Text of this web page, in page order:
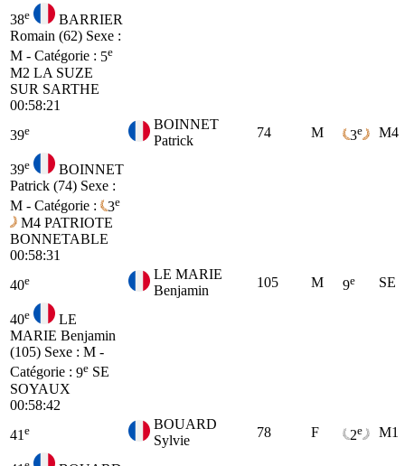
38e
BARRIER
Romain (62) Sexe :
M - Catégorie : 5e
M2 LA SUZE
SUR SARTHE
00:58:21
39e
BOINNET
Patrick
74 M 3e M4
39e
BOINNET
Patrick (74) Sexe :
M - Catégorie :
3e
M4 PATRIOTE
BONNETABLE
00:58:31
40e
LE MARIE
Benjamin
105 M 9e SE
40e
LE
MARIE Benjamin
(105) Sexe : M -
Catégorie : 9e SE
SOYAUX
00:58:42
41 e
BOUARD
Sylvie
78 F 2e M1